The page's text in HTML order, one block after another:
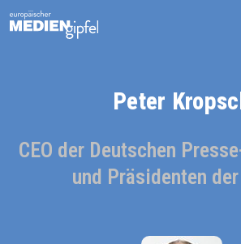
Peter
CEO der Deutschen
und Präsidenten